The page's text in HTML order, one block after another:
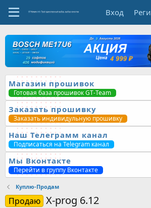
Вход
Магазин прошивок
Готовая база прошивок GT-Team
Заказать прошивку
Заказать индивидульную прошивку
Наш Телеграмм канал
Подписаться на Telegram канал
Мы Вконтакте
Перейти в группу Вконтакте
Куплю-Продам
Продаю X-prog 6.12